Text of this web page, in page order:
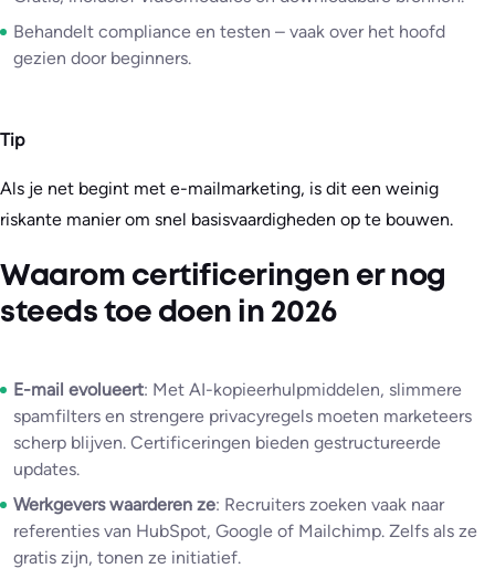
Behandelt compliance en testen – vaak over het hoofd
gezien door beginners.
Tip
Als je net begint met e-mailmarketing, is dit een weinig
riskante manier om snel basisvaardigheden op te bouwen.
Waarom certificeringen er nog
steeds toe doen in 2026
E-mail evolueert: Met AI-kopieerhulpmiddelen, slimmere
spamfilters en strengere privacyregels moeten marketeers
scherp blijven. Certificeringen bieden gestructureerde
updates.
Werkgevers waarderen ze: Recruiters zoeken vaak naar
referenties van HubSpot, Google of Mailchimp. Zelfs als ze
gratis zijn, tonen ze initiatief.